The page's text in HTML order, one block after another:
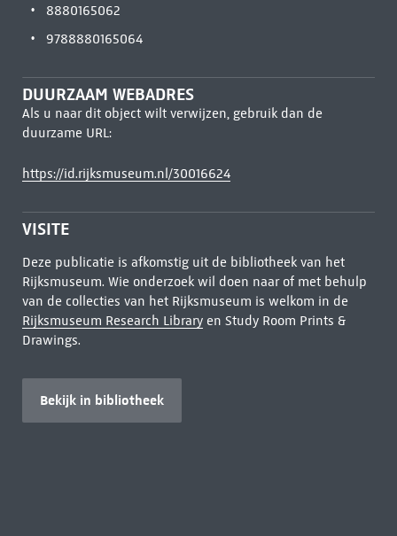
8880165062
9788880165064
DUURZAAM WEBADRES
Als u naar dit object wilt verwijzen, gebruik dan de
duurzame URL:
https://id.rijksmuseum.nl/30016624
VISITE
Deze publicatie is afkomstig uit de bibliotheek van het
Rijksmuseum. Wie onderzoek wil doen naar of met behulp
van de collecties van het Rijksmuseum is welkom in de
Rijksmuseum Research Libraryen Study Room Prints &
Drawings.
Bekijk in bibliotheek